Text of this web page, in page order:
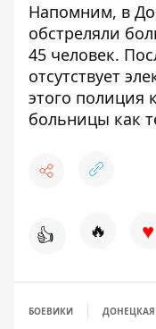
Напомним, в
обстреляли
45 человек.
отсутствует
этого полиция
больницы как
👍 🔥 ♥
БОЕВИКИ ДОНЕЦКАЯ